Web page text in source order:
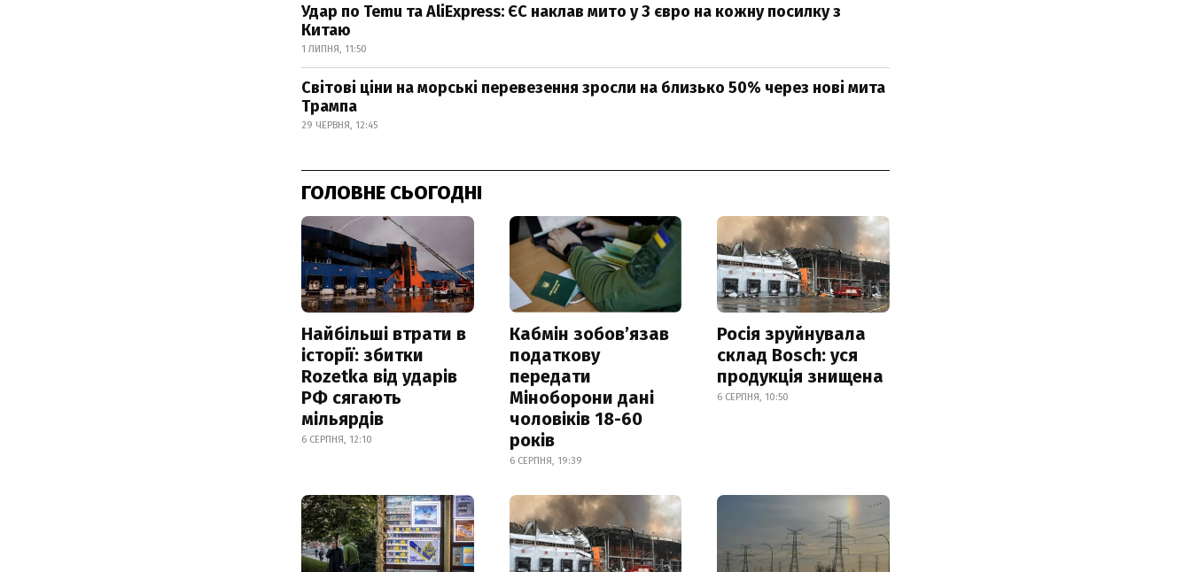
Удар по Temu та AliExpress: ЄС наклав мито у 3 євро на кожну посилку з
Китаю
1 ЛИПНЯ, 11:50
Світові ціни на морські перевезення зросли на близько 50% через нові мита
Трампа
29 ЧЕРВНЯ, 12:45
ГОЛОВНЕ СЬОГОДНІ
Найбільші втрати в
історії: збитки
Rozetka від ударів
РФ сягають
мільярдів
6 СЕРПНЯ, 12:10
Кабмін зобовʼязав
податкову
передати
Міноборони дані
чоловіків 18-60
років
6 СЕРПНЯ, 19:39
Росія зруйнувала
склад Bosch: уся
продукція знищена
6 СЕРПНЯ, 10:50